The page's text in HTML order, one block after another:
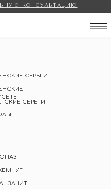
КОНСУЛЬТАЦИЮ
СЕРЬГИ
СЕРЬГИ